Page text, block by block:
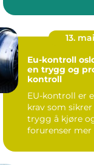
13. mai
Eu-kontroll oslo slik får
en trygg og
kontroll
EU-kontroll er
krav som
trygg å kjøre
forurenser mer